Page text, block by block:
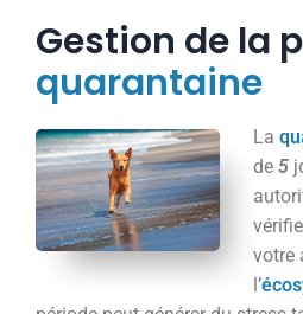
Gestion de la
quarantaine
La
de5
votre
l’